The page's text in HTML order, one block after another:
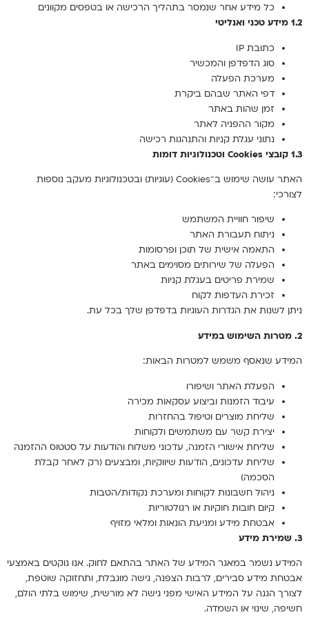
כל מידע אחר שנמסר בתהליך הרכישה או בטפסים מקוונים
1.2 מידע טכני ואנליטי
כתובת IP
סוג הדפדפן והמכשיר
מערכת הפעלה
דפי האתר שבהם ביקרת
זמן שהות באתר
מקור ההפניה לאתר
נתוני עגלת קניות והתנהגות רכישה
1.3 קובצי Cookies וטכנולוגיות דומות
האתר עושה שימוש ב־Cookies (עוגיות) ובטכנולוגיות מעקב נוספות
לצורכי:
שיפור חוויית המשתמש
ניתוח תעבורת האתר
התאמה אישית של תוכן ופרסומות
הפעלה של שירותים מסוימים באתר
שמירת פריטים בעגלת קניות
זכירת העדפות לקוח
ניתן לשנות את הגדרות העוגיות בדפדפן שלך בכל עת.
2. מטרות השימוש במידע
המידע שנאסף משמש למטרות הבאות:
הפעלת האתר ושיפורו
עיבוד הזמנות וביצוע עסקאות מכירה
שליחת מוצרים וטיפול בהחזרות
יצירת קשר עם משתמשים ולקוחות
שליחת אישורי הזמנה, עדכוני משלוח והודעות על סטטוס ההזמנה
שליחת עדכונים, הודעות שיווקיות, ומבצעים (רק לאחר קבלת
הסכמה)
ניהול חשבונות לקוחות ומערכת נקודות/הטבות
קיום חובות חוקיות או רגולטוריות
אבטחת מידע ומניעת הונאות ומלאי מזויף
3. שמירת מידע
המידע נשמר במאגר המידע של האתר בהתאם לחוק. אנו נוקטים באמצעי
אבטחת מידע סבירים, לרבות הצפנה, גישה מוגבלת, ותחזוקה שוטפת,
לצורך הגנה על המידע האישי מפני גישה לא מורשית, שימוש בלתי הולם,
חשיפה, שינוי או השמדה.